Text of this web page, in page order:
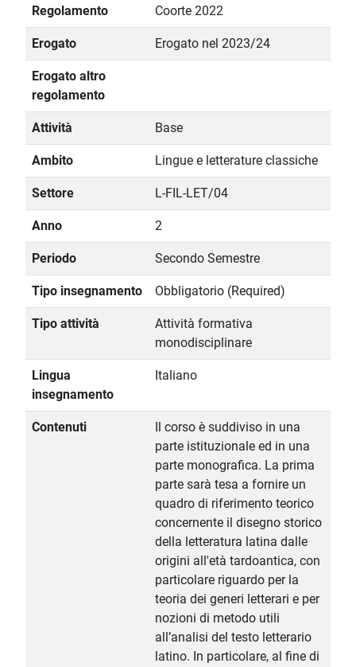
Regolamento Coorte 2022
Erogato Erogato nel 2023/24
Erogato altro
regolamento
Attività Base
Ambito Lingue e letterature classiche
Settore L-FIL-LET/04
Anno 2
Periodo Secondo Semestre
Tipo insegnamento Obbligatorio (Required)
Tipo attività
Attività formativa
monodisciplinare
Lingua
insegnamento
Italiano
Contenuti
Il corso è suddiviso in una
parte istituzionale ed in una
parte monografica. La prima
parte sarà tesa a fornire un
quadro di riferimento teorico
concernente il disegno storico
della letteratura latina dalle
origini all'età tardoantica, con
particolare riguardo per la
teoria dei generi letterari e per
nozioni di metodo utili
all’analisi del testo letterario
latino. In particolare, al fine di